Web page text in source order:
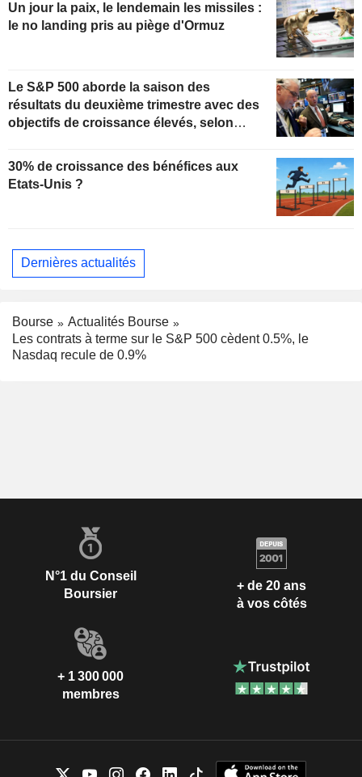
Un jour la paix, le lendemain les missiles :
le no landing pris au piège d'Ormuz
Le S&P 500 aborde la saison des
résultats du deuxième trimestre avec des
objectifs de croissance élevés, selon
30% de croissance des bénéfices aux
Etats-Unis ?
Dernières actualités
Bourse
Actualités Bourse
Les contrats à terme sur le S&P 500 cèdent 0.5%, le
Nasdaq recule de 0.9%
N°1 du Conseil
Boursier
+ de 20 ans
à vos côtés
+ 1 300 000
membres